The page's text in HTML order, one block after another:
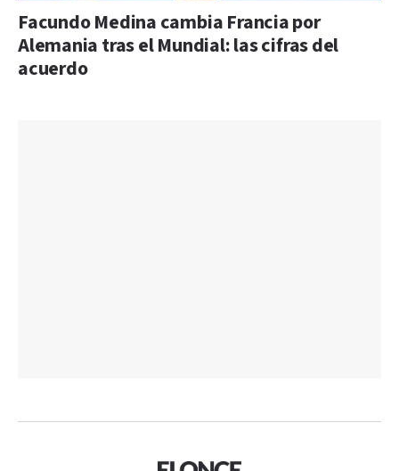
Facundo Medina cambia Francia por
Alemania tras el Mundial: las cifras del
acuerdo